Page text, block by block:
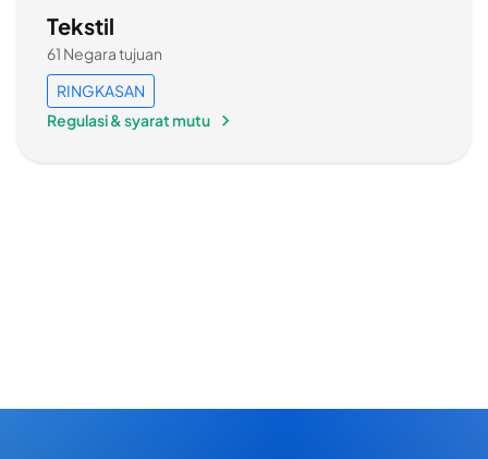
Tekstil
61 Negara tujuan
RINGKASAN
Regulasi & syarat mutu